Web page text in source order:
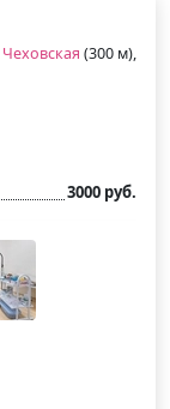
Чеховская (300 м),
3000 руб.